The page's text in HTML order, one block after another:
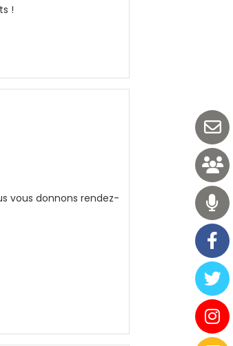
!
vous donnons rendez-